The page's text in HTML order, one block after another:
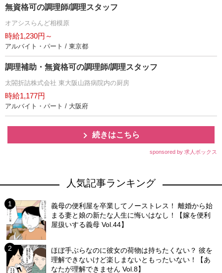
無資格可の調理師/調理スタッフ
オアシスらんど相模原
時給1,230円～
アルバイト・パート / 東京都
調理補助・無資格可の調理師/調理スタッフ
太閤折詰株式会社 東大阪山路病院内の厨房
時給1,177円
アルバイト・パート / 大阪府
続きはこちら
sponsored by 求人ボックス
人気記事ランキング
義母の便利屋を卒業してノーストレス！ 離婚から始
まる妻と娘の新たな人生に悔いはなし！【嫁を便利
屋扱いする義母 Vol.44】
ほぼ手ぶらなのに彼女の荷物は持ちたくない？ 彼を
理解できないけど楽しまないともったいない！【あ
なたが理解できません Vol.8】